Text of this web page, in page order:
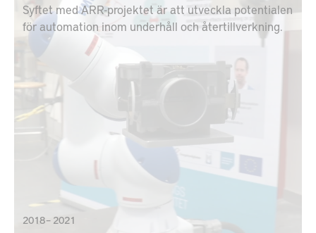
Syftet med ARR-projektet är att utveckla potentialen
för automation inom underhåll och återtillverkning.
2018 – 2021